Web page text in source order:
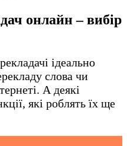
онлайн – вибір
ідеально
слова чи
А деякі
які роблять їх ще